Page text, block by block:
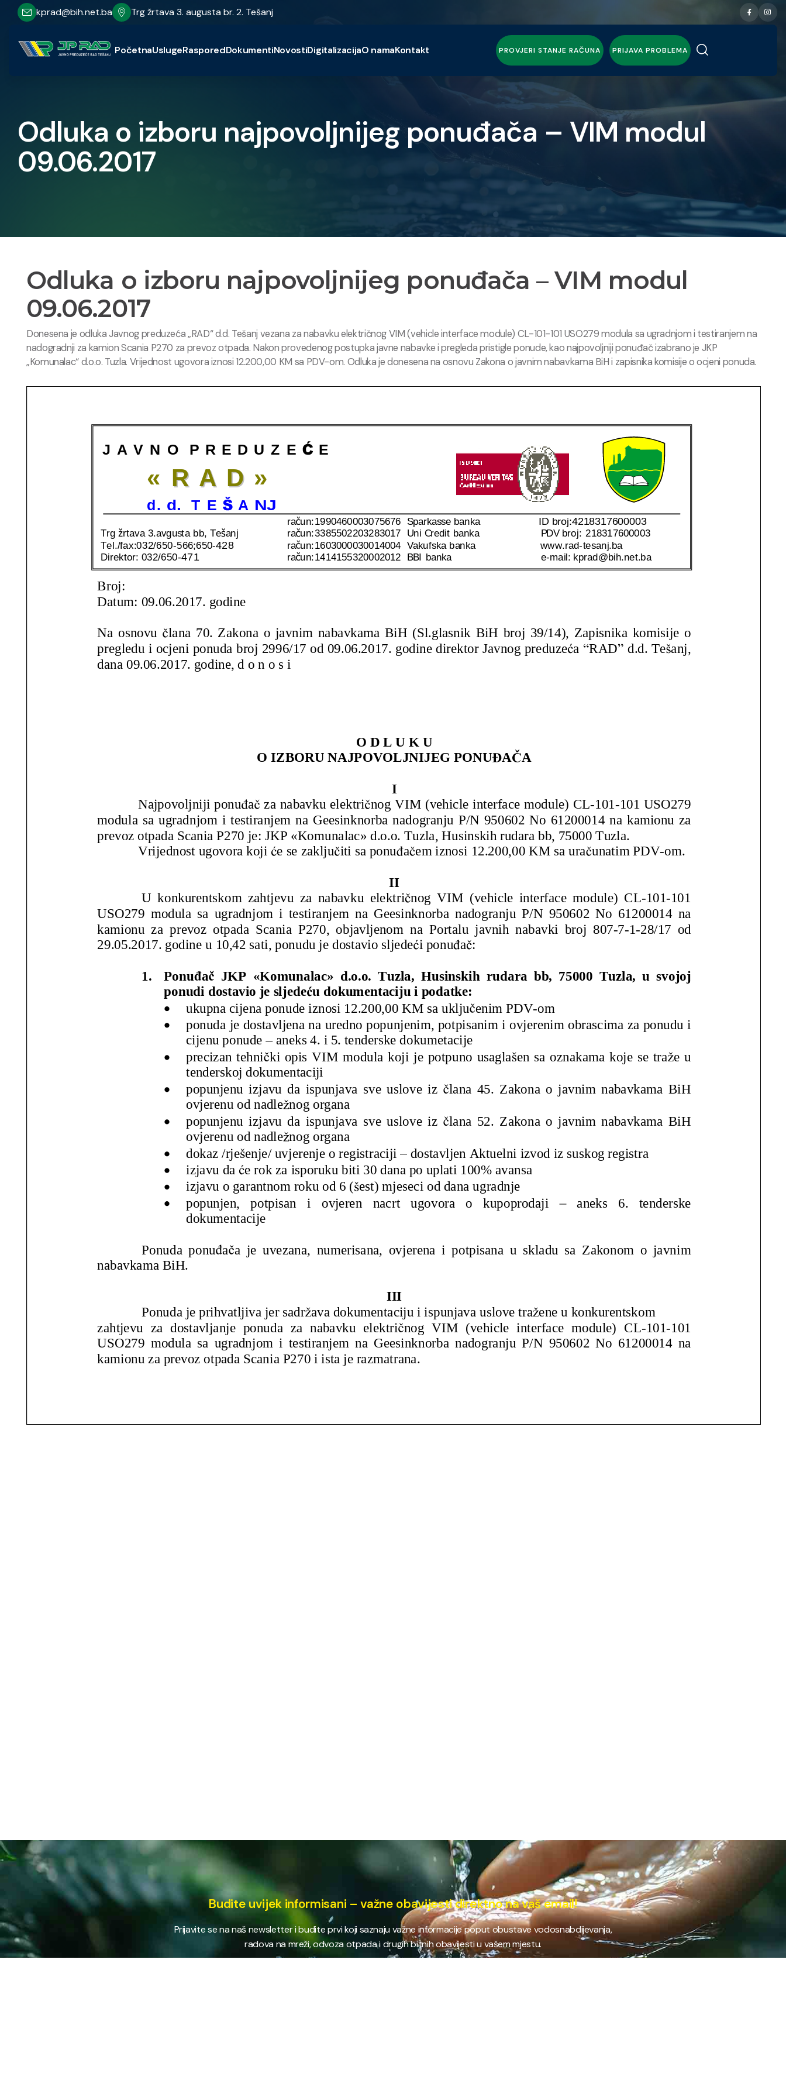
kprad@bih.net.ba Trg žrtava 3. augusta br. 2. Tešanj
PočetnaUslugeRasporedDokumentiNovostiDigitalizacijaO namaKontakt PROVJERI STANJE RAČUNA PRIJAVA PROBLEMA
Odluka o izboru najpovoljnijeg ponuđača – VIM modul
09.06.2017
Odluka o izboru najpovoljnijeg ponuđača – VIM modul
09.06.2017
Donesena je odluka Javnog preduzeća „RAD“ d.d. Tešanj vezana za nabavku električnog VIM (vehicle interface module) CL-101-101 USO279 modula sa ugradnjom i testiranjem na
nadogradnji za kamion Scania P270 za prevoz otpada. Nakon provedenog postupka javne nabavke i pregleda pristigle ponude, kao najpovoljniji ponuđač izabrano je JKP
„Komunalac“ d.o.o. Tuzla. Vrijednost ugovora iznosi 12.200,00 KM sa PDV-om. Odluka je donesena na osnovu Zakona o javnim nabavkama BiH i zapisnika komisije o ocjeni ponuda.
Budite uvijek informisani – važne obavijesti direktno na vaš email!
Prijavite se na naš newsletter i budite prvi koji saznaju važne informacije poput obustave vodosnabdijevanja,
radova na mreži, odvoza otpada i drugih bitnih obavijesti u vašem mjestu.